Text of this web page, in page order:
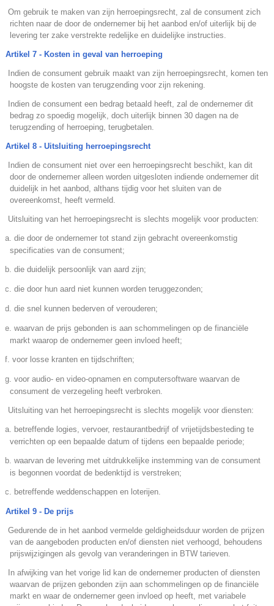
Om gebruik te maken van zijn herroepingsrecht, zal de consument zich
richten naar de door de ondernemer bij het aanbod en/of uiterlijk bij de
levering ter zake verstrekte redelijke en duidelijke instructies.
Artikel 7 - Kosten in geval van herroeping
Indien de consument gebruik maakt van zijn herroepingsrecht, komen ten
hoogste de kosten van terugzending voor zijn rekening.
Indien de consument een bedrag betaald heeft, zal de ondernemer dit
bedrag zo spoedig mogelijk, doch uiterlijk binnen 30 dagen na de
terugzending of herroeping, terugbetalen.
Artikel 8 - Uitsluiting herroepingsrecht
Indien de consument niet over een herroepingsrecht beschikt, kan dit
door de ondernemer alleen worden uitgesloten indiende ondernemer dit
duidelijk in het aanbod, althans tijdig voor het sluiten van de
overeenkomst, heeft vermeld.
Uitsluiting van het herroepingsrecht is slechts mogelijk voor producten:
a. die door de ondernemer tot stand zijn gebracht overeenkomstig
specificaties van de consument;
b. die duidelijk persoonlijk van aard zijn;
c. die door hun aard niet kunnen worden teruggezonden;
d. die snel kunnen bederven of verouderen;
e. waarvan de prijs gebonden is aan schommelingen op de financiële
markt waarop de ondernemer geen invloed heeft;
f. voor losse kranten en tijdschriften;
g. voor audio- en video-opnamen en computersoftware waarvan de
consument de verzegeling heeft verbroken.
Uitsluiting van het herroepingsrecht is slechts mogelijk voor diensten:
a. betreffende logies, vervoer, restaurantbedrijf of vrijetijdsbesteding te
verrichten op een bepaalde datum of tijdens een bepaalde periode;
b. waarvan de levering met uitdrukkelijke instemming van de consument
is begonnen voordat de bedenktijd is verstreken;
c. betreffende weddenschappen en loterijen.
Artikel 9 - De prijs
Gedurende de in het aanbod vermelde geldigheidsduur worden de prijzen
van de aangeboden producten en/of diensten niet verhoogd, behoudens
prijswijzigingen als gevolg van veranderingen in BTW tarieven.
In afwijking van het vorige lid kan de ondernemer producten of diensten
waarvan de prijzen gebonden zijn aan schommelingen op de financiële
markt en waar de ondernemer geen invloed op heeft, met variabele